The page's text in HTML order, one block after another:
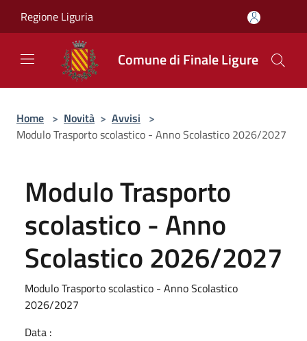
Regione Liguria
Comune di Finale Ligure
Home > Novità > Avvisi >
Modulo Trasporto scolastico - Anno Scolastico 2026/2027
Modulo Trasporto
scolastico - Anno
Scolastico 2026/2027
Modulo Trasporto scolastico - Anno Scolastico
2026/2027
Data :